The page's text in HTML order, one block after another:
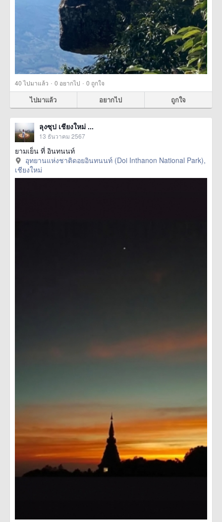
40ไปมาแล้ว · 0 อยากไป · 0 ถูกใจ
ไปมาแล้ว อยากไป ถูกใจ
ลุงซุป เชียงใหม่ ...
13 ธันวาคม 2567
ยามเย็น ที่ อินทนนท์
อุทยานแห่งชาติดอยอินทนนท์ (Doi Inthanon National Park),
เชียงใหม่